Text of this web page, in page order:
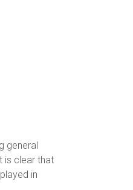
general
is clear that
in